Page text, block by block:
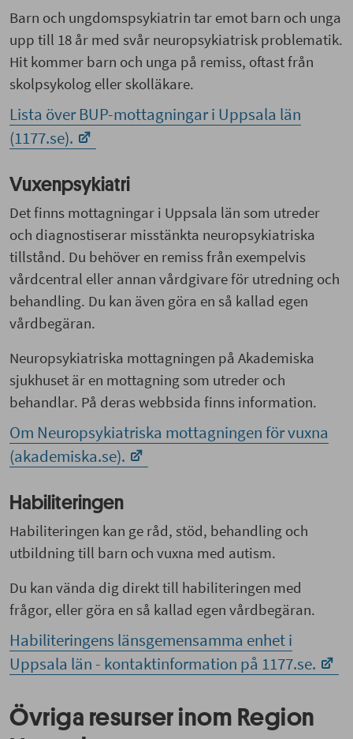
Barn och ungdomspsykiatrin tar emot barn och unga
upp till 18 år med svår neuropsykiatrisk problematik.
Hit kommer barn och unga på remiss, oftast från
skolpsykolog eller skolläkare.
Lista över BUP-mottagningar i Uppsala län
(1177.se).
Vuxenpsykiatri
Det finns mottagningar i Uppsala län som utreder
och diagnostiserar misstänkta neuropsykiatriska
tillstånd. Du behöver en remiss från exempelvis
vårdcentral eller annan vårdgivare för utredning och
behandling. Du kan även göra en så kallad egen
vårdbegäran.
Neuropsykiatriska mottagningen på Akademiska
sjukhuset är en mottagning som utreder och
behandlar. På deras webbsida finns information.
Om Neuropsykiatriska mottagningen för vuxna
(akademiska.se).
Habiliteringen
Habiliteringen kan ge råd, stöd, behandling och
utbildning till barn och vuxna med autism.
Du kan vända dig direkt till habiliteringen med
frågor, eller göra en så kallad egen vårdbegäran.
Habiliteringens länsgemensamma enhet i
Uppsala län - kontaktinformation på 1177.se.
Övriga resurser inom Region